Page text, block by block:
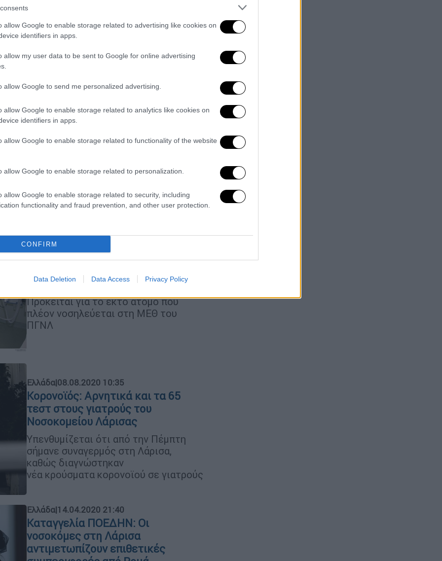
allow Google to enable storage related to advertising like cookies on
identifiers in apps.
allow my user data to be sent to Google for online advertising
allow Google to send me personalized advertising.
allow Google to enable storage related to analytics like cookies on
identifiers in apps.
allow Google to enable storage related to functionality of the website
allow Google to enable storage related to personalization.
allow Google to enable storage related to security, including
functionality and fraud prevention, and other user protection.
CONFIRM
Data Deletion Data Access Privacy Policy
Το αγόρι έχει τραυματιστεί πιο
Κορονοϊός: Αποσωληνώθηκε η
Πανεπιστημιακό Λάρισας
58χρονος παιδίατρος από το Βόλο
Ελλάδα|
Διασωληνώθηκε 27χρονη γιατρός
Λάρισας
Πρόκειται για το έκτο άτομο που
πλέον νοσηλεύεται στη ΜΕΘ του
ΠΓΝΛ
Ελλάδα|08.08.2020 10:35
Κορονοϊός: Αρνητικά και τα 65
τεστ στους γιατρούς του
Νοσοκομείου Λάρισας
Υπενθυμίζεται ότι από την Πέμπτη
σήμανε συναγερμός στη Λάρισα,
καθώς διαγνώστηκαν
νέα κρούσματα κορονοϊού σε γιατρούς
Ελλάδα|14.04.2020 21:40
Καταγγελία ΠΟΕΔΗΝ: Οι
νοσοκόμες στη Λάρισα
αντιμετωπίζουν επιθετικές